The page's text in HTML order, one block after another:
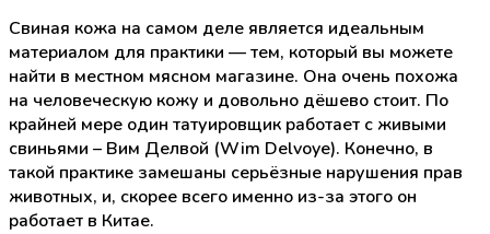
Свиная кожа на самом деле является идеальным
материалом для практики — тем, который вы можете
найти в местном мясном магазине. Она очень похожа
на человеческую кожу и довольно дёшево стоит. По
крайней мере один татуировщик работает с живыми
свиньями – Вим Делвой (Wim Delvoye). Конечно, в
такой практике замешаны серьёзные нарушения прав
животных, и, скорее всего именно из-за этого он
работает в Китае.